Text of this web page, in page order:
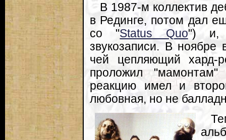
В 1987-м коллектив
в Рединге, потом дал
со "Status Quo") и,
звукозаписи. В ноябре
чей цепляющий хард-
проложил
реакцию имел и
любовная, но не